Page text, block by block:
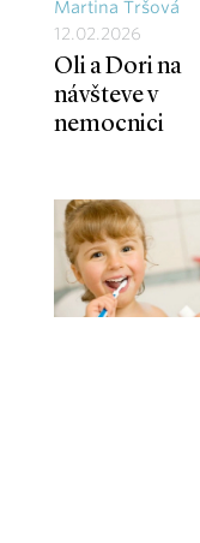
Martina Tršová
12.02.2026
Oli a Dori na
návšteve v
nemocnici